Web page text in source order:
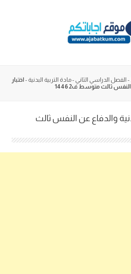
- الفصل الدراسي الثاني -مادة التربية البدنية - اختبار
النفس ثالث متوسط ف2 1446
والدفاع عن النفس ثالث